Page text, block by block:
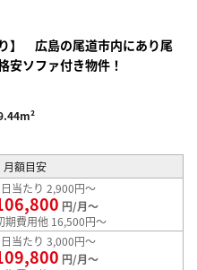
】 広島の尾道市内にあり尾
安ソファ付き物件！
月額目安
当たり 2,900円～
円/月～
期費用他 16,500円～
当たり 3,000円～
円/月～